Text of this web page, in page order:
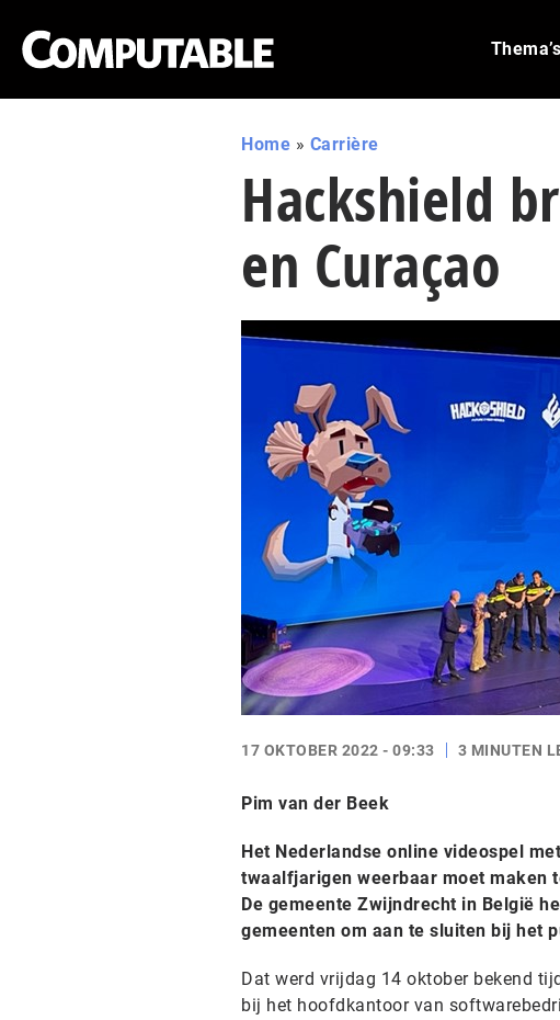
Thema’s
Home » Carrière
Hackshield
en Curaçao
17 OKTOBER 2022 - 09:33 3 MINUTEN
Pim van der Beek
Het Nederlandse online videospel
twaalfjarigen weerbaar moet maken
De gemeente Zwijndrecht in België
gemeenten om aan te sluiten bij het
Dat werd vrijdag 14 oktober bekend
bij het hoofdkantoor van